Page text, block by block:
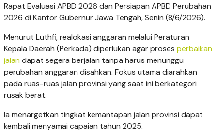
Rapat Evaluasi APBD 2026 dan Persiapan APBD Perubahan
2026 di Kantor Gubernur Jawa Tengah, Senin (8/6/2026).
Menurut Luthfi, realokasi anggaran melalui Peraturan
Kepala Daerah (Perkada) diperlukan agar proses perbaikan
jalan dapat segera berjalan tanpa harus menunggu
perubahan anggaran disahkan. Fokus utama diarahkan
pada ruas-ruas jalan provinsi yang saat ini berkategori
rusak berat.
Ia menargetkan tingkat kemantapan jalan provinsi dapat
kembali menyamai capaian tahun 2025.